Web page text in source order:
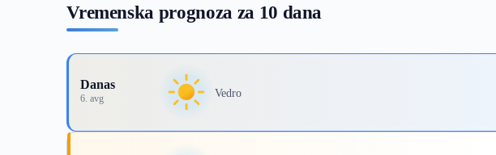
Vremenska prognoza za 10 dana
Danas
6. avg Vedro